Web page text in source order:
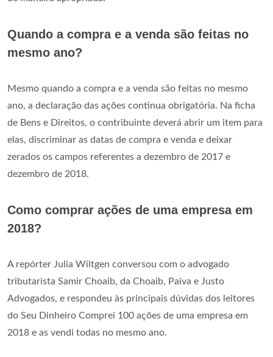
Quando a compra e a venda são feitas no
mesmo ano?
Mesmo quando a compra e a venda são feitas no mesmo
ano, a declaração das ações continua obrigatória. Na ficha
de Bens e Direitos, o contribuinte deverá abrir um item para
elas, discriminar as datas de compra e venda e deixar
zerados os campos referentes a dezembro de 2017 e
dezembro de 2018.
Como comprar ações de uma empresa em
2018?
A repórter Julia Wiltgen conversou com o advogado
tributarista Samir Choaib, da Choaib, Paiva e Justo
Advogados, e respondeu às principais dúvidas dos leitores
do Seu Dinheiro Comprei 100 ações de uma empresa em
2018 e as vendi todas no mesmo ano.